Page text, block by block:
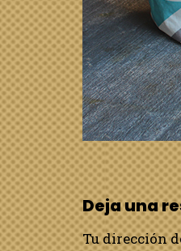
Deja una
Tu dirección